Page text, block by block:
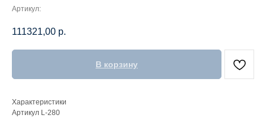
Артикул:
111321,00 р.
В корзину
Характеристики
Артикул L-280